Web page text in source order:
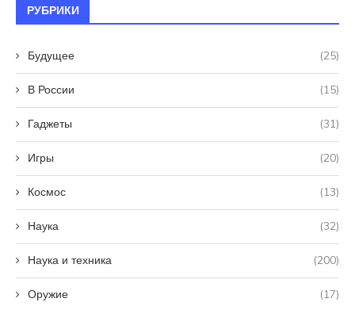
РУБРИКИ
Будущее (25)
В России (15)
Гаджеты (31)
Игры (20)
Космос (13)
Наука (32)
Наука и техника (200)
Оружие (17)